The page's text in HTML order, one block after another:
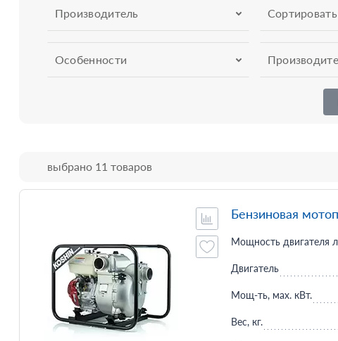
Сортировать
Производитель
Особенности
выбрано 11 товаров
Бензиновая
Мощность двигателя
Двигатель
Мощ-ть, мax. кВт.
Вес, кг.